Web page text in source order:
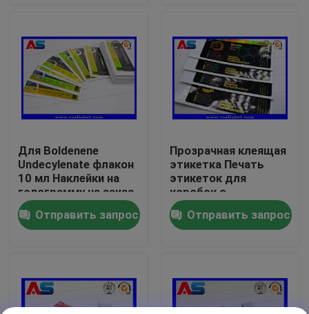
Путешествие фабрики
Проверка качества
Спросите цитату
ярлыки пробирки 10mL
Небольшие ярлыки бутылки
Для Boldenene
Undecylenate флакон
10 мл Наклейки на
голограмму на заказ
Сильное клейкое 10
мл флаконные
этикетки с
на заказ
Отправить запрос
Прозрачная клеящая
этикетка Печать
этикеток для
коробок с
индивидуальным
логотипом для
аптечных флаконов
Отправить запрос